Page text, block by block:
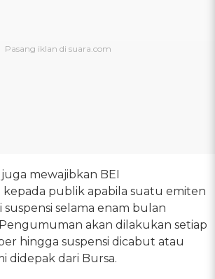
mewajibkan BEI
publik apabila suatu emiten
selama enam bulan
akan dilakukan setiap
hingga suspensi dicabut atau
didepak dari Bursa.